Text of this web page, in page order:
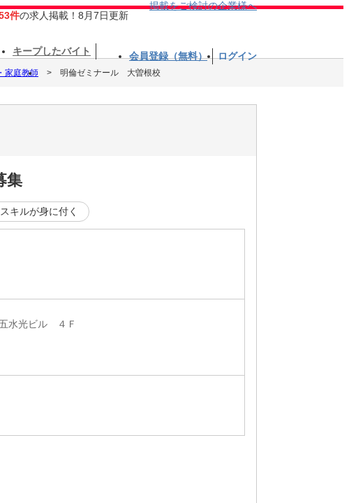
件の求人掲載！8月7日更新
掲載をご検討の企業様へ
キープしたバイト 会員登録（無料） ログイン
家庭教師 明倫ゼミナール 大曽根校
集
スキルが身に付く
水光ビル ４Ｆ